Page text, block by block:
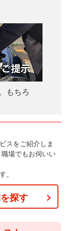
もちろ
スをご紹介しま
場でもお伺いい
。
探す